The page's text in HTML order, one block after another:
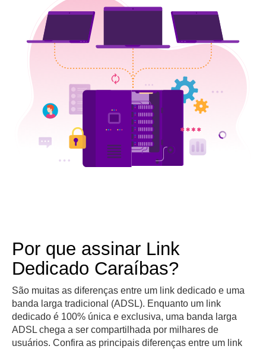
Por que assinar Link
Dedicado Caraíbas?
São muitas as diferenças entre um link dedicado e uma
banda larga tradicional (ADSL). Enquanto um link
dedicado é 100% única e exclusiva, uma banda larga
ADSL chega a ser compartilhada por milhares de
usuários. Confira as principais diferenças entre um link